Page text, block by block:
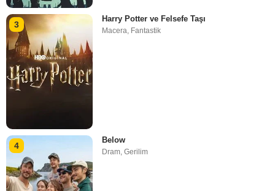
3
Harry Potter ve Felsefe Taşı
Macera, Fantastik
4
Below
Dram,Gerilim